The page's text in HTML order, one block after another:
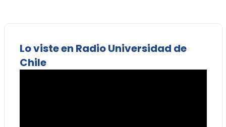
Lo viste en Radio Universidad de
Chile